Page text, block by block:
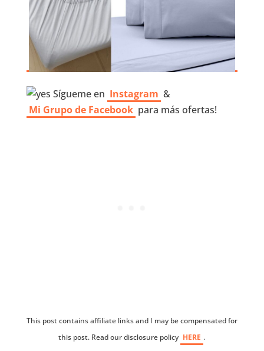
Sígueme en Instagram &
Mi Grupo de Facebook para más ofertas!
This post contains affiliate links and I may be compensated for
this post. Read our disclosure policy HERE .